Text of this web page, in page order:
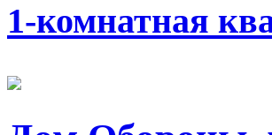
1-комнатная